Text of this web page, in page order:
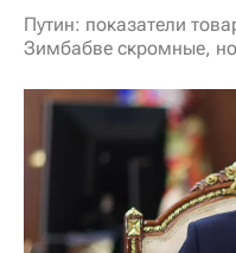
Путин: показатели
Зимбабве скромные,